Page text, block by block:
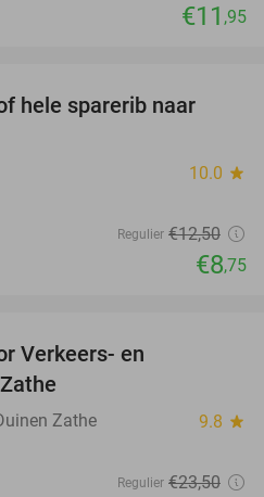
€11 ,95
hele sparerib naar
10.0 star
Regulier €12,50
€8,75
Verkeers- en
Zathe 9.8 star
Regulier €23,50